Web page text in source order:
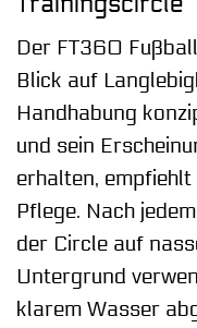
Der FT360
Blick auf
Handhabung
und sein
erhalten,
Pflege. Nach
der Circle auf
Untergrund
klarem Wasser